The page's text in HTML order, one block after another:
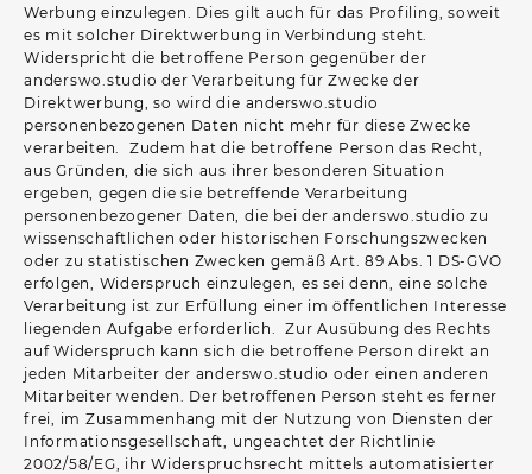
Werbung einzulegen. Dies gilt auch für das Profiling, soweit
es mit solcher Direktwerbung in Verbindung steht.
Widerspricht die betroffene Person gegenüber der
anderswo.studio der Verarbeitung für Zwecke der
Direktwerbung, so wird die anderswo.studio
personenbezogenen Daten nicht mehr für diese Zwecke
verarbeiten. Zudem hat die betroffene Person das Recht,
aus Gründen, die sich aus ihrer besonderen Situation
ergeben, gegen die sie betreffende Verarbeitung
personenbezogener Daten, die bei der anderswo.studio zu
wissenschaftlichen oder historischen Forschungszwecken
oder zu statistischen Zwecken gemäß Art. 89 Abs. 1 DS-GVO
erfolgen, Widerspruch einzulegen, es sei denn, eine solche
Verarbeitung ist zur Erfüllung einer im öffentlichen Interesse
liegenden Aufgabe erforderlich. Zur Ausübung des Rechts
auf Widerspruch kann sich die betroffene Person direkt an
jeden Mitarbeiter der anderswo.studio oder einen anderen
Mitarbeiter wenden. Der betroffenen Person steht es ferner
frei, im Zusammenhang mit der Nutzung von Diensten der
Informationsgesellschaft, ungeachtet der Richtlinie
2002/58/EG, ihr Widerspruchsrecht mittels automatisierter